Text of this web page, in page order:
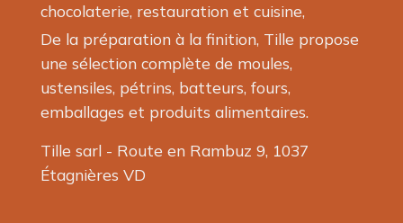
chocolaterie, restauration et cuisine,
De la préparation à la finition, Tille propose
une sélection complète de moules,
ustensiles, pétrins, batteurs, fours,
emballages et produits alimentaires.
Tille sarl - Route en Rambuz 9, 1037
Étagnières VD